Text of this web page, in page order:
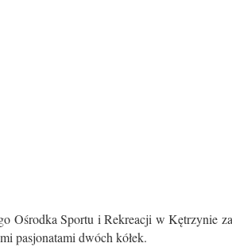
Ośrodka Sportu i Rekreacji w Kętrzynie za
pasjonatami dwóch kółek.